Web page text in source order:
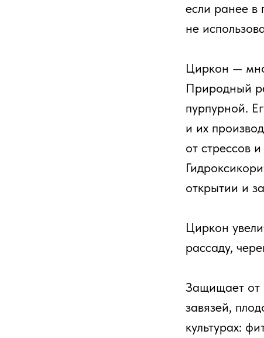
если ранее в
не
Циркон —
Природный
пурпурной.
и их
от стрессов
открытии и
Циркон
рассаду,
Защищает от
завязей,
культурах: